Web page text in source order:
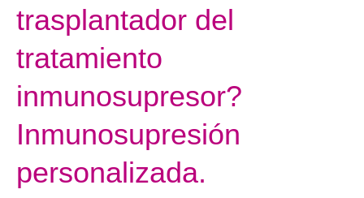
trasplantador del
tratamiento
inmunosupresor?
Inmunosupresión
personalizada.
no
trasplantador
del
tratamiento
Inmunosupresión